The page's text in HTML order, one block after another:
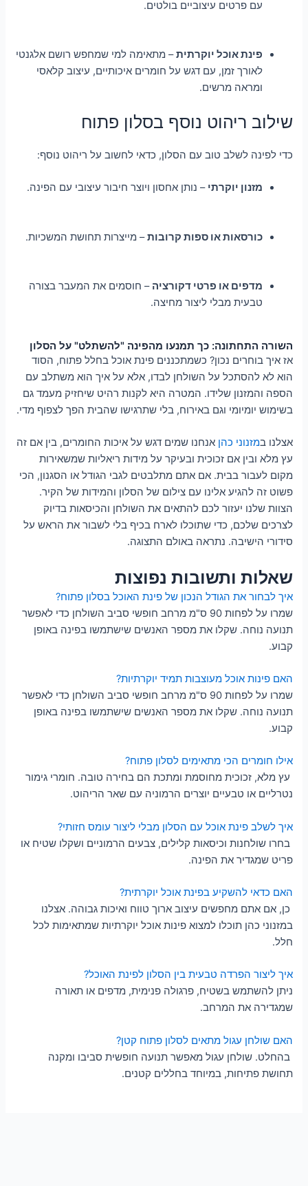
עם פרטים עיצוביים בולטים.
פינת אוכל יוקרתית– מתאימה למי שמחפש רושם אלגנטי
לאורך זמן, עם דגש על חומרים איכותיים, עיצוב קלאסי
ומראה מרשים.
שילוב ריהוט נוסף בסלון פתוח
כדי לפינה לשלב טוב עם הסלון, כדאי לחשוב על ריהוט נוסף:
מזנון יוקרתי – נותן אחסון ויוצר חיבור עיצובי עם הפינה.
כורסאות או ספות קרובות– מייצרות תחושת המשכיות.
מדפים או פרטי דקורציה – חוסמים את המעבר בצורה
טבעית מבלי ליצור מחיצה.
השורה התחתונה: כך תמנעו מהפינה "להשתלט" על הסלון
אז איך בוחרים נכון? כשמתכננים פינת אוכל בחלל פתוח, הסוד
הוא לא להסתכל על השולחן לבדו, אלא על איך הוא משתלב עם
הספה והמזנון שלידו. המטרה היא לקנות רהיט שיחזיק מעמד גם
בשימוש יומיומי וגם באירוח, בלי שתרגישו שהבית הפך לצפוף מדי.
אצלנו במזנוני כהן אנחנו שמים דגש על איכות החומרים, בין אם זה
עץ מלא ובין אם זכוכית ובעיקר על מידות ריאליות שמשאירות
מקום לעבור בבית. אם אתם מתלבטים לגבי הגודל או הסגנון, הכי
פשוט זה להגיע אלינו עם צילום של הסלון והמידות של הקיר.
הצוות שלנו יעזור לכם להתאים את השולחן והכיסאות בדיוק
לצרכים שלכם, כדי שתוכלו לארח בכיף בלי לשבור את הראש על
סידורי הישיבה. נתראה באולם התצוגה.
שאלות ותשובות נפוצות
איך לבחור את הגודל הנכון של פינת האוכל בסלון פתוח?
שמרו על לפחות 90 ס"מ מרחב חופשי סביב השולחן כדי לאפשר
תנועה נוחה. שקלו את מספר האנשים שישתמשו בפינה באופן
קבוע.
האם פינות אוכל מעוצבות תמיד יוקרתיות?
שמרו על לפחות 90 ס"מ מרחב חופשי סביב השולחן כדי לאפשר
תנועה נוחה. שקלו את מספר האנשים שישתמשו בפינה באופן
קבוע.
אילו חומרים הכי מתאימים לסלון פתוח?
עץ מלא, זכוכית מחוסמת ומתכת הם בחירה טובה. חומרי גימור
נטרליים או טבעיים יוצרים הרמוניה עם שאר הריהוט.
איך לשלב פינת אוכל עם הסלון מבלי ליצור עומס חזותי?
בחרו שולחנות וכיסאות קלילים, צבעים הרמוניים ושקלו שטיח או
פריט שמגדיר את הפינה.
האם כדאי להשקיע בפינת אוכל יוקרתית?
כן, אם אתם מחפשים עיצוב ארוך טווח ואיכות גבוהה. אצלנו
במזנוני כהן תוכלו למצוא פינות אוכל יוקרתיות שמתאימות לכל
חלל.
איך ליצור הפרדה טבעית בין הסלון לפינת האוכל?
ניתן להשתמש בשטיח, פרגולה פנימית, מדפים או תאורה
שמגדירה את המרחב.
האם שולחן עגול מתאים לסלון פתוח קטן?
בהחלט. שולחן עגול מאפשר תנועה חופשית סביבו ומקנה
תחושת פתיחות, במיוחד בחללים קטנים.